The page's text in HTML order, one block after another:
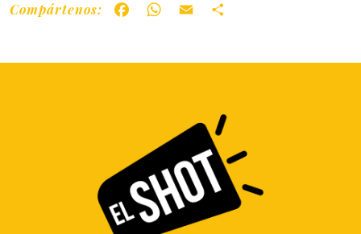
Compártenos: FacebookWhatsApp
Email